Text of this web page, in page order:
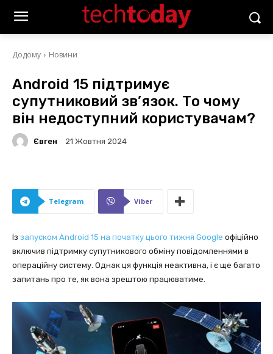
Додому Новини
Android 15 підтримує
супутниковий зв’язок. То чому
він недоступний користувачам?
Євген 21 Жовтня 2024
Telegram Viber
Із запуском Android 15 на початку цього тижня Google офіційно
включив підтримку супутникового обміну повідомленнями в
операційну систему. Однак ця функція неактивна, і є ще багато
запитань про те, як вона зрештою працюватиме.